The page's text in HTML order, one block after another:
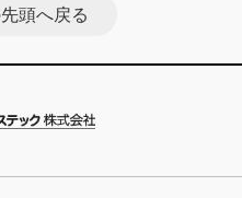
頭へ戻る